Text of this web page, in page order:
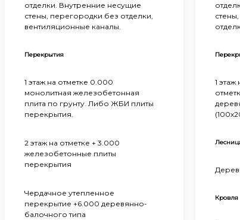
отделки. Внутренние несущие
стены, перегородки без отделки,
вентиляционные каналы.
Перекрытия
1 этаж на отметке 0.000
монолитная железобетонная
плита по грунту. Либо ЖБИ плиты
перекрытия.
2 этаж на отметке + 3.000
железобетонные плиты
перекрытия
Чердачное утепленное
перекрытие +6.000 деревянно-
балочного типа
1
Кровля